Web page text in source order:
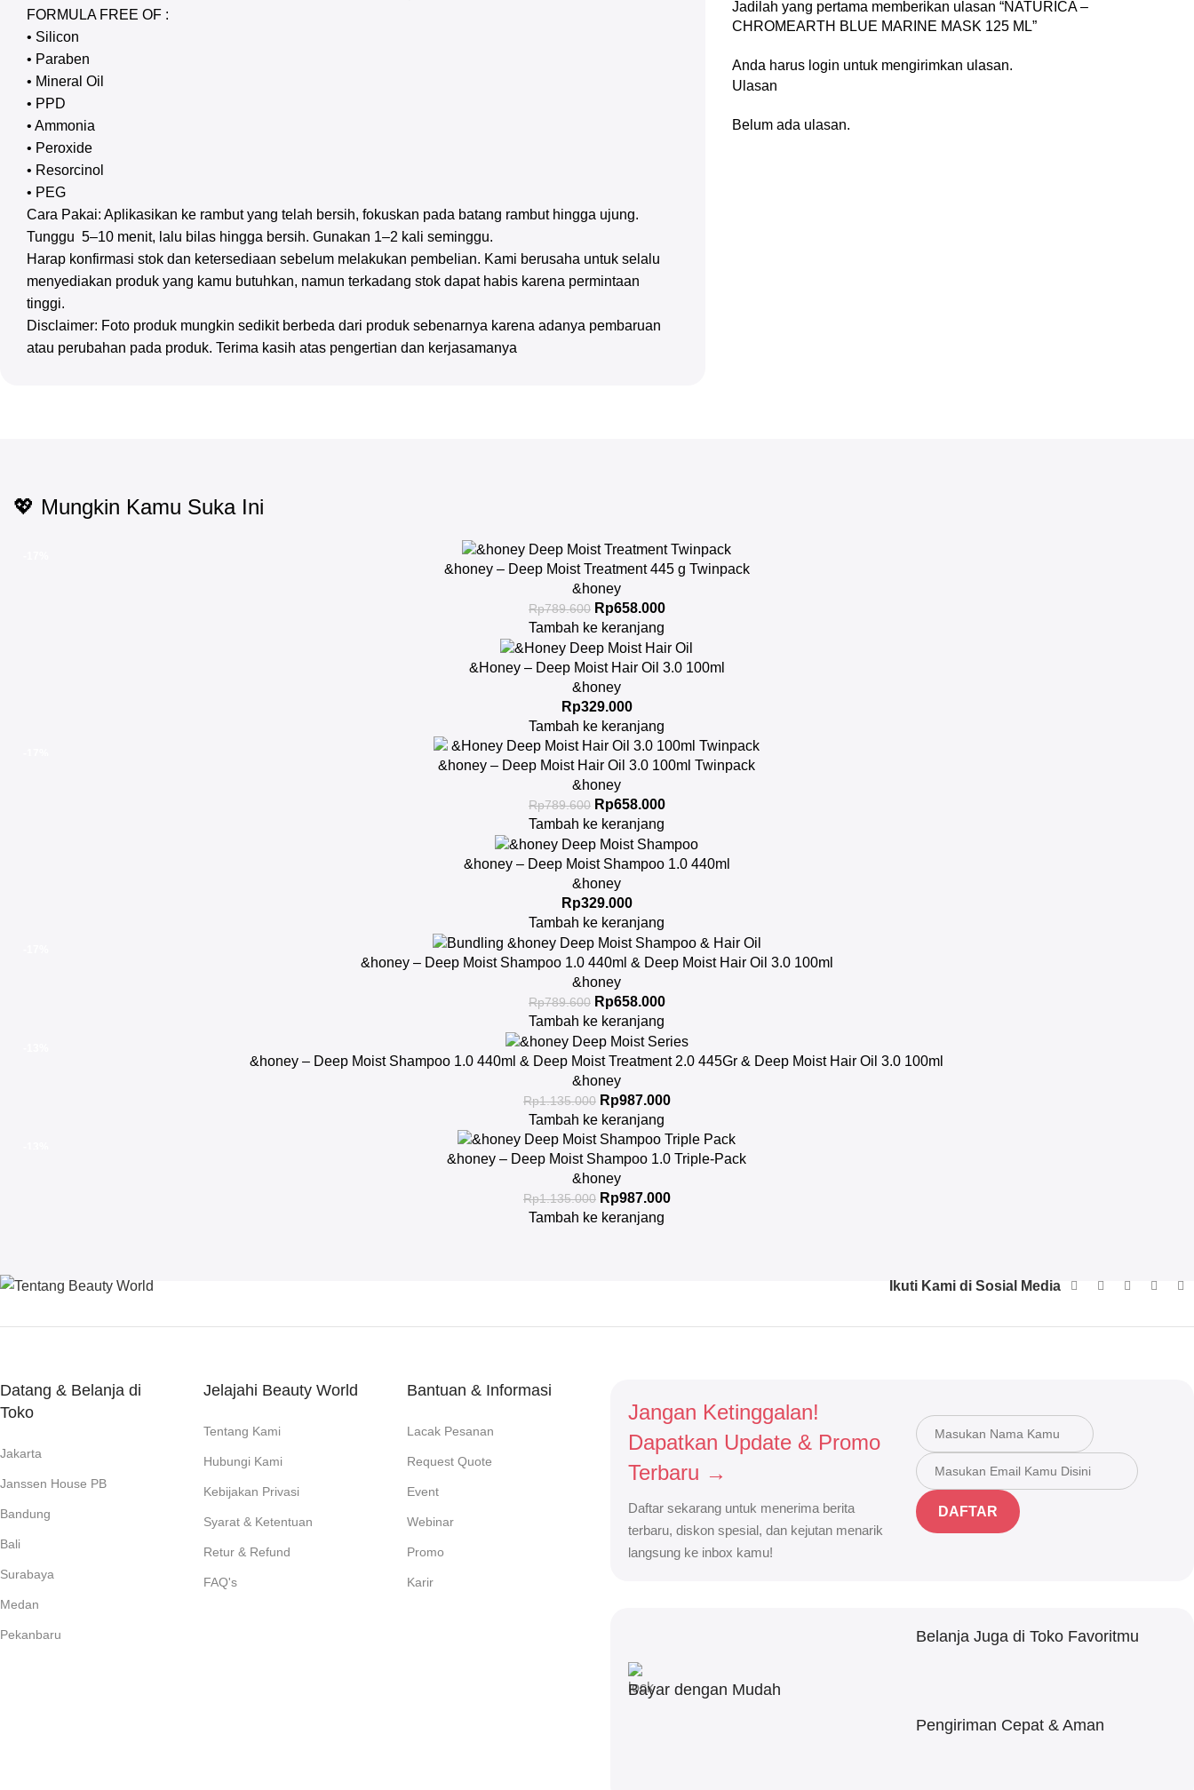
FORMULA FREE OF :
• Silicon
• Paraben
• Mineral Oil
• PPD
• Ammonia
• Peroxide
• Resorcinol
• PEG
Cara Pakai: Aplikasikan ke rambut yang telah bersih, fokuskan pada batang rambut hingga ujung.
Tunggu 5–10 menit, lalu bilas hingga bersih. Gunakan 1–2 kali seminggu.
Harap konfirmasi stok dan ketersediaan sebelum melakukan pembelian. Kami berusaha untuk selalu
menyediakan produk yang kamu butuhkan, namun terkadang stok dapat habis karena permintaan
tinggi.
Disclaimer: Foto produk mungkin sedikit berbeda dari produk sebenarnya karena adanya pembaruan
atau perubahan pada produk. Terima kasih atas pengertian dan kerjasamanya
Ulasan
Belum ada ulasan.
Jadilah yang pertama memberikan ulasan “NATURICA –
CHROMEARTH BLUE MARINE MASK 125 ML”
Anda harus login untuk mengirimkan ulasan.
💖 Mungkin Kamu Suka Ini
&honey – Deep Moist Treatment 445 g Twinpack
&honey
Rp789.600 Rp658.000
Tambah ke keranjang
&Honey – Deep Moist Hair Oil 3.0 100ml
&honey
Rp329.000
Tambah ke keranjang
&honey – Deep Moist Hair Oil 3.0 100ml Twinpack
&honey
Rp789.600 Rp658.000
Tambah ke keranjang
&honey – Deep Moist Shampoo 1.0 440ml
&honey
Rp329.000
Tambah ke keranjang
&honey – Deep Moist Shampoo 1.0 440ml & Deep Moist Hair Oil 3.0 100ml
&honey
Rp789.600 Rp658.000
Tambah ke keranjang
&honey – Deep Moist Shampoo 1.0 440ml & Deep Moist Treatment 2.0 445Gr & Deep Moist Hair Oil 3.0 100ml
&honey
Rp1.135.000 Rp987.000
Tambah ke keranjang
&honey – Deep Moist Shampoo 1.0 Triple-Pack
&honey
Rp1.135.000 Rp987.000
Tambah ke keranjang
Ikuti Kami di Sosial Media
Datang & Belanja di
Toko
Jakarta
Janssen House PB
Bandung
Bali
Surabaya
Medan
Pekanbaru
Jelajahi Beauty World
Tentang Kami
Hubungi Kami
Kebijakan Privasi
Syarat & Ketentuan
Retur & Refund
FAQ's
Bantuan & Informasi
Lacak Pesanan
Request Quote
Event
Webinar
Promo
Karir
Jangan Ketinggalan!
Dapatkan Update & Promo
Terbaru →
Daftar sekarang untuk menerima berita
terbaru, diskon spesial, dan kejutan menarik
langsung ke inbox kamu!
DAFTAR
Bayar dengan Mudah
Belanja Juga di Toko Favoritmu
Pengiriman Cepat & Aman